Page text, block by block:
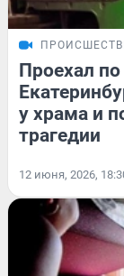
Проехал
у храма и
трагедии
12 июня, 2026,